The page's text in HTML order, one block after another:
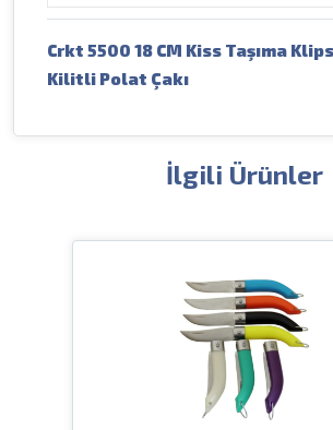
Crkt 5500 18 CM Kiss Taşıma
Kilitli Polat Çakı
İlgili Ürünler